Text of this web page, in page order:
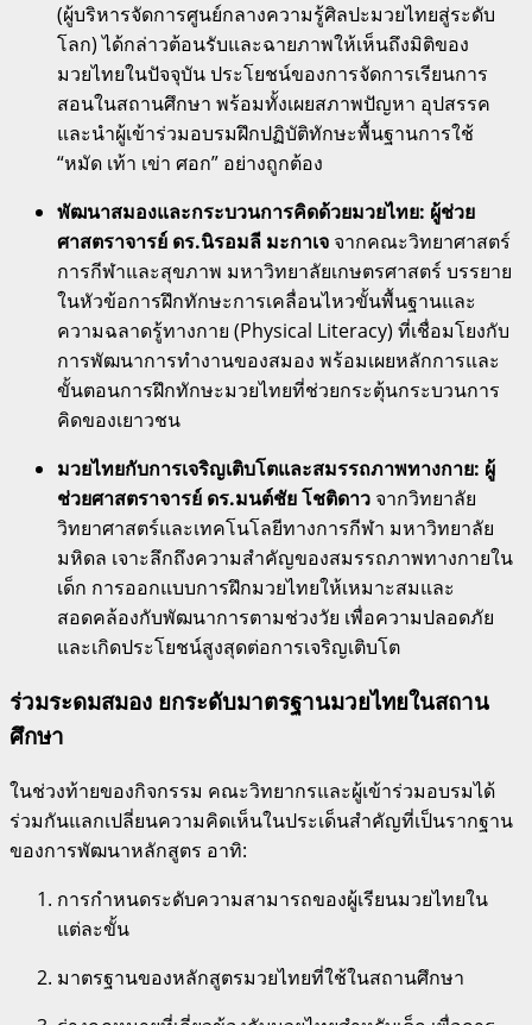
(ผู้บริหารจัดการศูนย์กลางความรู้ศิลปะมวยไทยสู่ระดับ
โลก) ได้กล่าวต้อนรับและฉายภาพให้เห็นถึงมิติของ
มวยไทยในปัจจุบัน ประโยชน์ของการจัดการเรียนการ
สอนในสถานศึกษา พร้อมทั้งเผยสภาพปัญหา อุปสรรค
และนำผู้เข้าร่วมอบรมฝึกปฏิบัติทักษะพื้นฐานการใช้
“หมัด เท้า เข่า ศอก” อย่างถูกต้อง
พัฒนาสมองและกระบวนการคิดด้วยมวยไทย: ผู้ช่วย
ศาสตราจารย์ ดร.นิรอมลี มะกาเจ จากคณะวิทยาศาสตร์
การกีฬาและสุขภาพ มหาวิทยาลัยเกษตรศาสตร์ บรรยาย
ในหัวข้อการฝึกทักษะการเคลื่อนไหวขั้นพื้นฐานและ
ความฉลาดรู้ทางกาย (Physical Literacy) ที่เชื่อมโยงกับ
การพัฒนาการทำงานของสมอง พร้อมเผยหลักการและ
ขั้นตอนการฝึกทักษะมวยไทยที่ช่วยกระตุ้นกระบวนการ
คิดของเยาวชน
มวยไทยกับการเจริญเติบโตและสมรรถภาพทางกาย: ผู้
ช่วยศาสตราจารย์ ดร.มนต์ชัย โชติดาว จากวิทยาลัย
วิทยาศาสตร์และเทคโนโลยีทางการกีฬา มหาวิทยาลัย
มหิดล เจาะลึกถึงความสำคัญของสมรรถภาพทางกายใน
เด็ก การออกแบบการฝึกมวยไทยให้เหมาะสมและ
สอดคล้องกับพัฒนาการตามช่วงวัย เพื่อความปลอดภัย
และเกิดประโยชน์สูงสุดต่อการเจริญเติบโต
ร่วมระดมสมอง ยกระดับมาตรฐานมวยไทยในสถาน
ศึกษา
ในช่วงท้ายของกิจกรรม คณะวิทยากรและผู้เข้าร่วมอบรมได้
ร่วมกันแลกเปลี่ยนความคิดเห็นในประเด็นสำคัญที่เป็นรากฐาน
ของการพัฒนาหลักสูตร อาทิ:
การกำหนดระดับความสามารถของผู้เรียนมวยไทยใน
แต่ละขั้น
มาตรฐานของหลักสูตรมวยไทยที่ใช้ในสถานศึกษา